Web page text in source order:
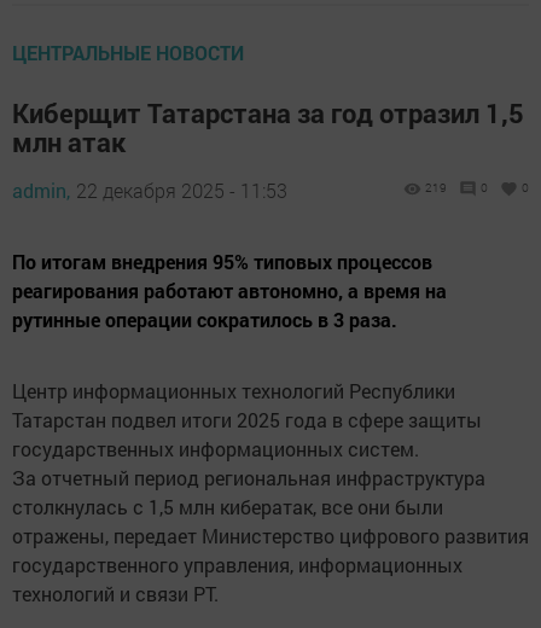
ЦЕНТРАЛЬНЫЕ НОВОСТИ
Киберщит Татарстана за год отразил 1,5
млн атак
admin, 22 декабря 2025 - 11:53 219 0 0
По итогам внедрения 95% типовых процессов
реагирования работают автономно, а время на
рутинные операции сократилось в 3 раза.
Центр информационных технологий Республики
Татарстан подвел итоги 2025 года в сфере защиты
государственных информационных систем.
За отчетный период региональная инфраструктура
столкнулась с 1,5 млн кибератак, все они были
отражены, передает Министерство цифрового развития
государственного управления, информационных
технологий и связи РТ.